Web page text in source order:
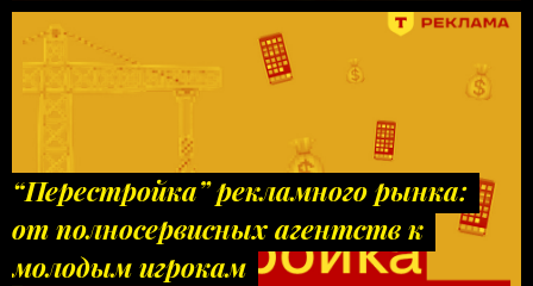
“Перестройка” рекламного рынка:
от полносервисных агентств к
молодым игрокам